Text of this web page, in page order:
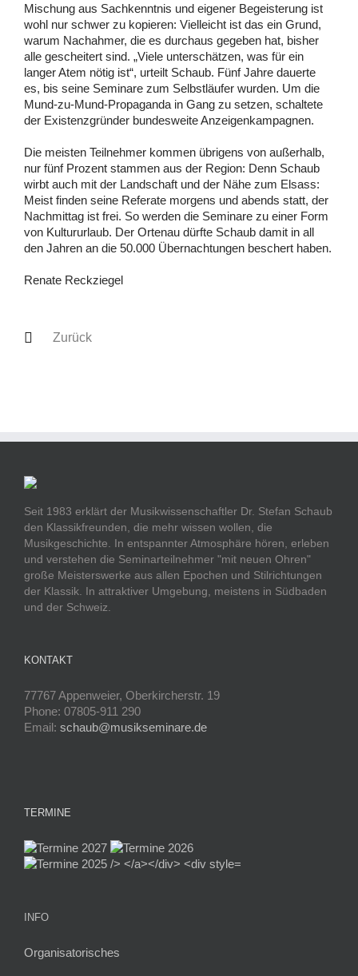
Mischung aus Sachkenntnis und eigener Begeisterung ist
wohl nur schwer zu kopieren: Vielleicht ist das ein Grund,
warum Nachahmer, die es durchaus gegeben hat, bisher
alle gescheitert sind. „Viele unterschätzen, was für ein
langer Atem nötig ist“, urteilt Schaub. Fünf Jahre dauerte
es, bis seine Seminare zum Selbstläufer wurden. Um die
Mund-zu-Mund-Propaganda in Gang zu setzen, schaltete
der Existenzgründer bundesweite Anzeigenkampagnen.
Die meisten Teilnehmer kommen übrigens von außerhalb,
nur fünf Prozent stammen aus der Region: Denn Schaub
wirbt auch mit der Landschaft und der Nähe zum Elsass:
Meist finden seine Referate morgens und abends statt, der
Nachmittag ist frei. So werden die Seminare zu einer Form
von Kultururlaub. Der Ortenau dürfte Schaub damit in all
den Jahren an die 50.000 Übernachtungen beschert haben.
Renate Reckziegel
Zurück
Seit 1983 erklärt der Musikwissenschaftler Dr. Stefan Schaub
den Klassikfreunden, die mehr wissen wollen, die
Musikgeschichte. In entspannter Atmosphäre hören, erleben
und verstehen die Seminarteilnehmer "mit neuen Ohren"
große Meisterswerke aus allen Epochen und Stilrichtungen
der Klassik. In attraktiver Umgebung, meistens in Südbaden
und der Schweiz.
KONTAKT
77767 Appenweier, Oberkircherstr. 19
Phone: 07805-911 290
Email: schaub@musikseminare.de
TERMINE
INFO
Organisatorisches